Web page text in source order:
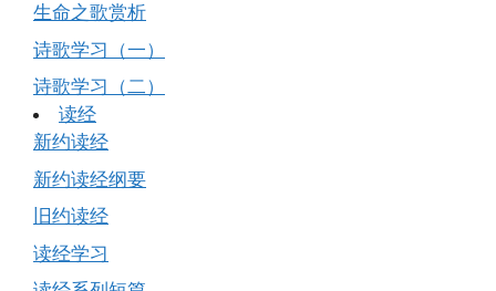
生命之歌赏析
诗歌学习（一）
诗歌学习（二）
读经
新约读经
新约读经纲要
旧约读经
读经学习